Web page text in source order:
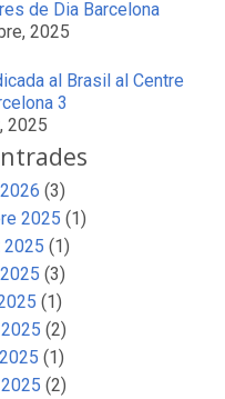
de Dia Barcelona
2025
al Brasil al Centre
3
2025
(3)
2025 (1)
(1)
(3)
(1)
(2)
(1)
(2)